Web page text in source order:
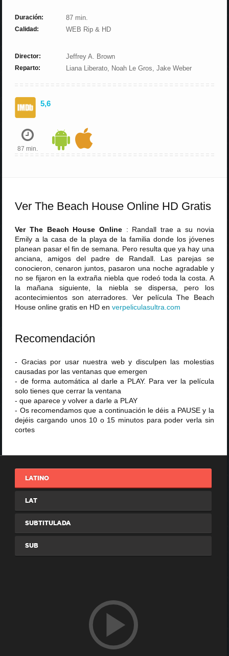
Duración: 87 min.
Calidad: WEB Rip & HD
Director: Jeffrey A. Brown
Reparto: Liana Liberato, Noah Le Gros, Jake Weber
5,6
87 min.
Ver The Beach House Online HD Gratis
Ver The Beach House Online : Randall trae a su novia
Emily a la casa de la playa de la familia donde los jóvenes
planean pasar el fin de semana. Pero resulta que ya hay una
anciana, amigos del padre de Randall. Las parejas se
conocieron, cenaron juntos, pasaron una noche agradable y
no se fijaron en la extraña niebla que rodeó toda la costa. A
la mañana siguiente, la niebla se dispersa, pero los
acontecimientos son aterradores. Ver película The Beach
House online gratis en HD enverpeliculasultra .com
Recomendación
- Gracias por usar nuestra web y disculpen las molestias
causadas por las ventanas que emergen
- de forma automática al darle a PLAY. Para ver la película
solo tienes que cerrar la ventana
- que aparece y volver a darle a PLAY
- Os recomendamos que a continuación le déis a PAUSE y la
dejéis cargando unos 10 o 15 minutos para poder verla sin
cortes
LATINO
LAT
SUBTITULADA
SUB